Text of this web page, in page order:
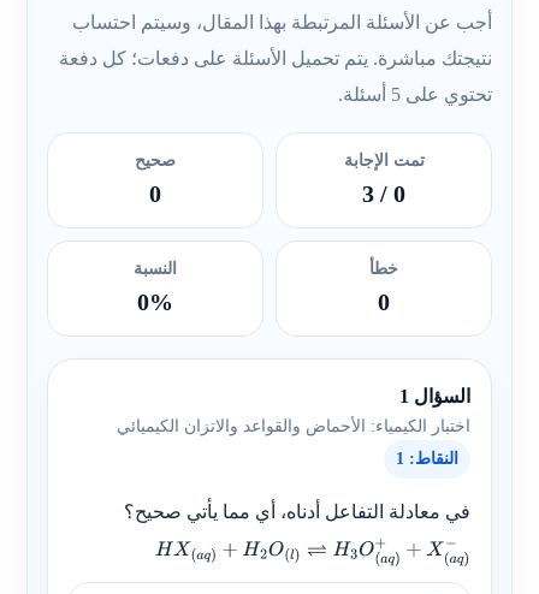
أجب عن الأسئلة المرتبطة بهذا المقال، وسيتم احتساب
نتيجتك مباشرة. يتم تحميل الأسئلة على دفعات؛ كل دفعة
تحتوي على 5 أسئلة.
تمت الإجابة
0
/ 3
صحيح
0
خطأ
0
النسبة
0%
السؤال 1
اختبار الكيمياء: الأحماض والقواعد والاتزان الكيميائي
النقاط: 1
في معادلة التفاعل أدناه، أي مما يأتي صحيح؟
HX(aq) +H 2O(l)⇌H3O(aq)++X (aq)−